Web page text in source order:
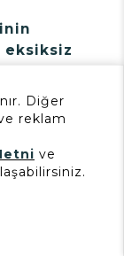
eksiksiz
teknik
Diğer
reklam
ve